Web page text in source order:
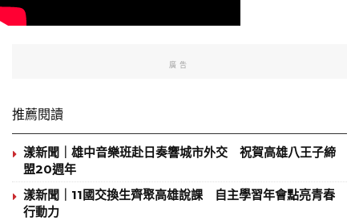
廣告
推薦閱讀
漾新聞｜雄中音樂班赴日奏響城市外交 祝賀高雄八王子締
盟20週年
漾新聞｜11國交換生齊聚高雄說課 自主學習年會點亮青春
行動力